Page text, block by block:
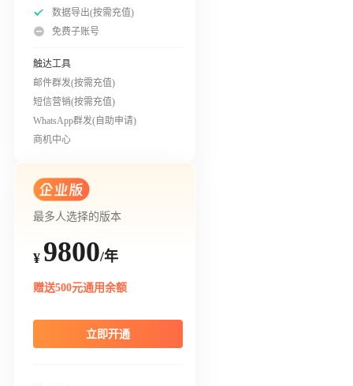
数据导出(按需充值)
免费子账号
触达工具
邮件群发(按需充值)
短信营销(按需充值)
WhatsApp群发(自助申请)
商机中心
最多人选择的版本
¥ 9800/年
赠送500元通用余额
立即开通